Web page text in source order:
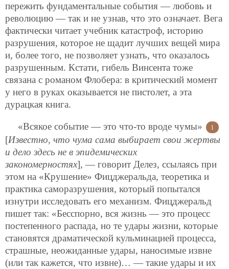
пережить фундаментальные события — любовь и
революцию — так и не узнав, что это означает. Вега
фактически читает учебник катастроф, историю
разрушения, которое не щадит лучших вещей мира
и, более того, не позволяет узнать, что оказалось
разрушенным. Кстати, гибель Винсента тоже
связана с романом Флобера: в критический момент
у него в руках оказывается не пистолет, а эта
дурацкая книга.
«Всякое событие — это что-то вроде чумы» 1
[Известно, что чума сама выбирает свои жертвы
и дело здесь не в эпидемических
закономерностях], — говорит Делез, ссылаясь при
этом на «Крушение» Фицджеральда, теоретика и
практика саморазрушения, который попытался
изнутри исследовать его механизм. Фицджеральд
пишет так: «Бесспорно, вся жизнь — это процесс
постепенного распада, но те удары жизни, которые
становятся драматической кульминацией процесса,
страшные, неожиданные удары, наносимые извне
(или так кажется, что извне)… — такие удары и их